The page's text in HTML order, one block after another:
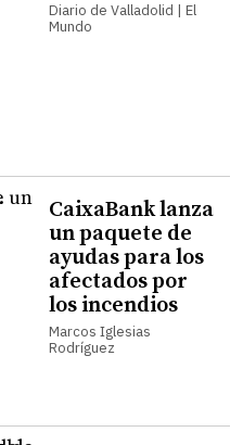
Diario de Valladolid | El
Mundo
CaixaBank lanza
un paquete de
ayudas para los
afectados por
los incendios
Marcos Iglesias
Rodríguez